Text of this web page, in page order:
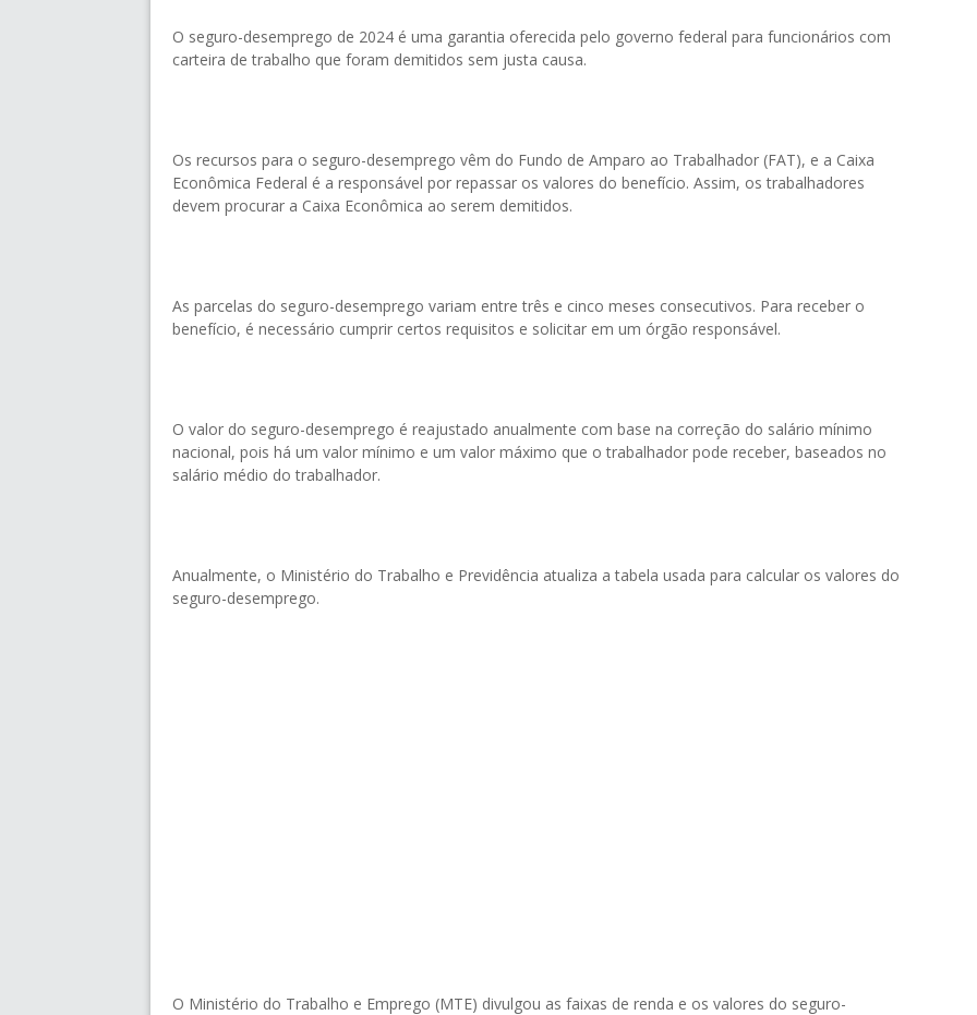
O seguro-desemprego de 2024 é uma garantia oferecida pelo governo federal para funcionários com
carteira de trabalho que foram demitidos sem justa causa.
Os recursos para o seguro-desemprego vêm do Fundo de Amparo ao Trabalhador (FAT), e a Caixa
Econômica Federal é a responsável por repassar os valores do benefício. Assim, os trabalhadores
devem procurar a Caixa Econômica ao serem demitidos.
As parcelas do seguro-desemprego variam entre três e cinco meses consecutivos. Para receber o
benefício, é necessário cumprir certos requisitos e solicitar em um órgão responsável.
O valor do seguro-desemprego é reajustado anualmente com base na correção do salário mínimo
nacional, pois há um valor mínimo e um valor máximo que o trabalhador pode receber, baseados no
salário médio do trabalhador.
Anualmente, o Ministério do Trabalho e Previdência atualiza a tabela usada para calcular os valores do
seguro-desemprego.
O Ministério do Trabalho e Emprego (MTE) divulgou as faixas de renda e os valores do seguro-